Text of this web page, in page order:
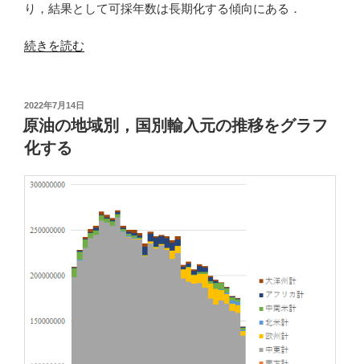
り，結果として可採年数は長期化する傾向にある．
“全
の
石
油
確
認
量
推
続きを読む
投
稿
日:
2022年7月14日
原油の地域別，国別輸入元の推移をグラフ
化する